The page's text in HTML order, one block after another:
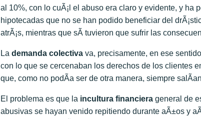
al 10%, con lo cuÃ¡l el abuso era claro y evidente, y ha
hipotecadas que no se han podido beneficiar del
atrÃ¡s, mientras que sÃ­ tuvieron que sufrir las
La demanda colectiva va, precisamente, en ese
con lo que se cercenaban los derechos de los clientes
que, como no podÃ­a ser de otra manera, siempre
El problema es que la incultura financiera general de
abusivas se hayan venido repitiendo durante aÃ±os y